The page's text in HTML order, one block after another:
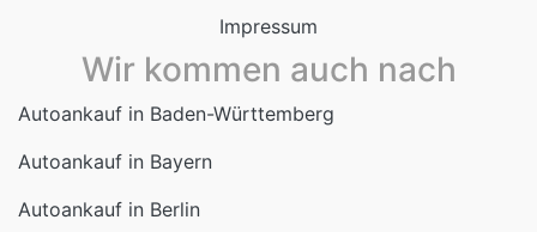
Autoankauf in Baden-Württemberg
Autoankauf in Bayern
Autoankauf in Berlin
Autoankauf in Brandenburg
Autoankauf in Bremen